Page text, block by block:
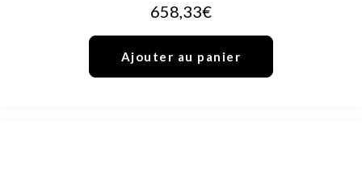
658,33€
Ajouter au panier